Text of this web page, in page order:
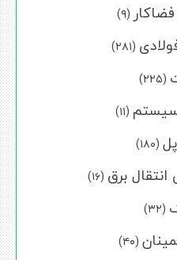
(۹)
(۲۸۱)
(۲۲۵)
(۱۱)
(۱۸۰)
برق (۱۶)
(۳۲)
(۴۰)